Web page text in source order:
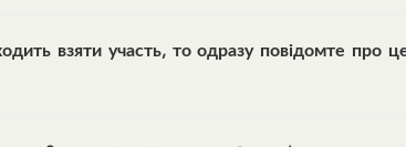
взяти участь, то одразу повідомте про